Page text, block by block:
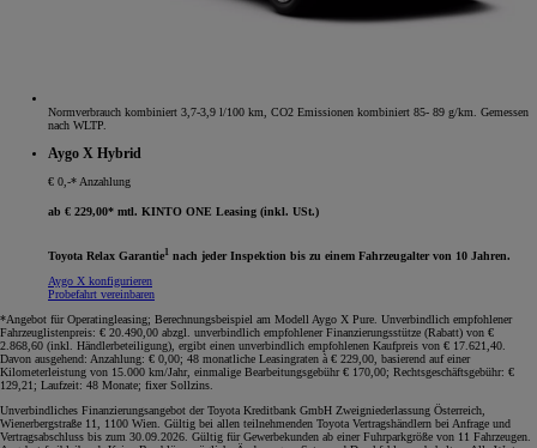
Normverbrauch kombiniert 3,7-3,9 l/100 km, CO2 Emissionen kombiniert 85- 89 g/km. Gemessen
nach WLTP.
Aygo X Hybrid
€ 0,-* Anzahlung
ab € 229,00* mtl. KINTO ONE Leasing (inkl. USt.)
Toyota Relax Garantie1 nach jeder Inspektion bis zu einem Fahrzeugalter von 10 Jahren.
Aygo X konfigurieren
Probefahrt vereinbaren
*Angebot für Operatingleasing; Berechnungsbeispiel am Modell Aygo X Pure. Unverbindlich empfohlener
Fahrzeuglistenpreis: € 20.490,00 abzgl. unverbindlich empfohlener Finanzierungsstütze (Rabatt) von €
2.868,60 (inkl. Händlerbeteiligung), ergibt einen unverbindlich empfohlenen Kaufpreis von € 17.621,40.
Davon ausgehend: Anzahlung: € 0,00; 48 monatliche Leasingraten à € 229,00, basierend auf einer
Kilometerleistung von 15.000 km/Jahr, einmalige Bearbeitungsgebühr € 170,00; Rechtsgeschäftsgebühr: €
129,21; Laufzeit: 48 Monate; fixer Sollzins.
Unverbindliches Finanzierungsangebot der Toyota Kreditbank GmbH Zweigniederlassung Österreich,
Wienerbergstraße 11, 1100 Wien. Gültig bei allen teilnehmenden Toyota Vertragshändlern bei Anfrage und
Vertragsabschluss bis zum 30.09.2026. Gültig für Gewerbekunden ab einer Fuhrparkgröße von 11 Fahrzeugen.